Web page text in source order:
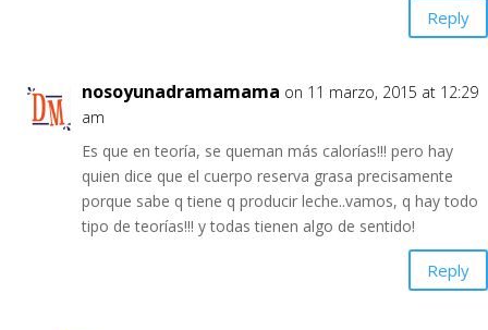
Reply
nosoyunadramamama on 11 marzo, 2015 at 12:29
am
Es que en teoría, se queman más calorías!!! pero hay
quien dice que el cuerpo reserva grasa precisamente
porque sabe q tiene q producir leche..vamos, q hay todo
tipo de teorías!!! y todas tienen algo de sentido!
Reply